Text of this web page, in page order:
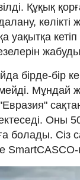
Құқық
уақытқа
бірде-бір
Мұндай
Оны
болады. Сіз